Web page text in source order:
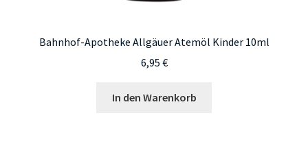
Bahnhof-Apotheke Allgäuer Atemöl Kinder 10ml
6,95 €
In den Warenkorb